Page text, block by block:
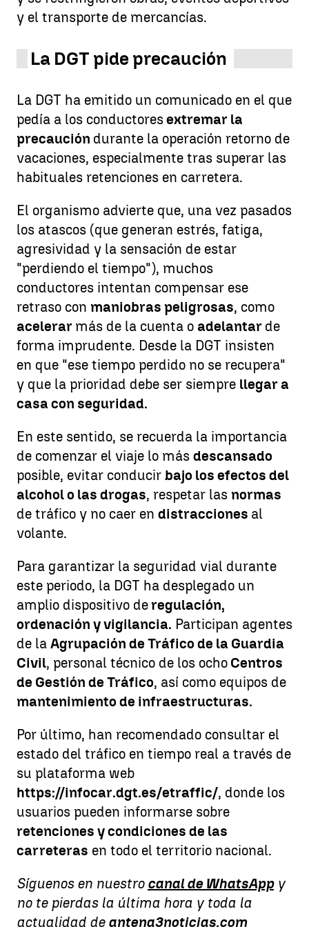
y el transporte de mercancías.
La DGT pide precaución
La DGT ha emitido un comunicado en el que
pedía a los conductoresextremar la
precaución durante la operación retorno de
vacaciones, especialmente tras superar las
habituales retenciones en carretera.
El organismo advierte que, una vez pasados
los atascos (que generan estrés, fatiga,
agresividad y la sensación de estar
"perdiendo el tiempo"), muchos
conductores intentan compensar ese
retraso con maniobras peligrosas, como
acelerar más de la cuenta o adelantar de
forma imprudente. Desde la DGT insisten
en que "ese tiempo perdido no se recupera"
y que la prioridad debe ser siempre llegar a
casa con seguridad.
En este sentido, se recuerda la importancia
de comenzar el viaje lo más descansado
posible, evitar conducir bajo los efectos del
alcohol o las drogas, respetar las normas
de tráfico y no caer en distracciones al
volante.
Para garantizar la seguridad vial durante
este periodo, la DGT ha desplegado un
amplio dispositivo deregulación,
ordenación y vigilancia. Participan agentes
de la Agrupación de Tráfico de la Guardia
Civil, personal técnico de los ocho Centros
de Gestión de Tráfico, así como equipos de
mantenimiento de infraestructuras.
Por último, han recomendado consultar el
estado del tráfico en tiempo real a través de
su plataforma web
https://infocar.dgt.es/etraffic/, donde los
usuarios pueden informarse sobre
retenciones y condiciones de las
carreteras en todo el territorio nacional.
Síguenos en nuestro canal de WhatsAppy
no te pierdas la última hora y toda la
actualidad de antena3noticias.com